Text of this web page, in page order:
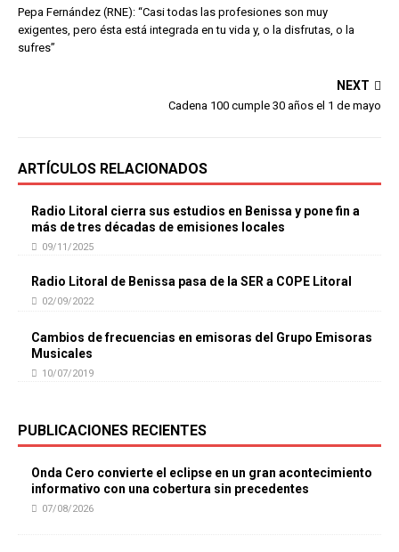
Pepa Fernández (RNE): “Casi todas las profesiones son muy
exigentes, pero ésta está integrada en tu vida y, o la disfrutas, o la
sufres”
NEXT
Cadena 100 cumple 30 años el 1 de mayo
ARTÍCULOS RELACIONADOS
Radio Litoral cierra sus estudios en Benissa y pone fin a
más de tres décadas de emisiones locales
09/11/2025
Radio Litoral de Benissa pasa de la SER a COPE Litoral
02/09/2022
Cambios de frecuencias en emisoras del Grupo Emisoras
Musicales
10/07/2019
PUBLICACIONES RECIENTES
Onda Cero convierte el eclipse en un gran acontecimiento
informativo con una cobertura sin precedentes
07/08/2026